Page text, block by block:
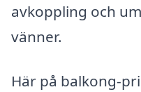
avkoppling och
vänner.
Här på balkong-